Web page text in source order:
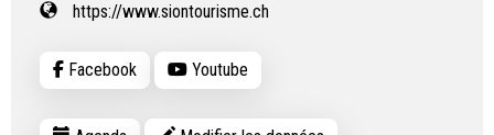
https://www.siontourisme.ch
Facebook Youtube